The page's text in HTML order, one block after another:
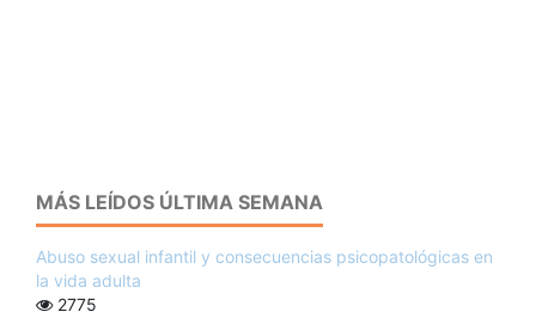
MÁS LEÍDOS ÚLTIMA SEMANA
Abuso sexual infantil y consecuencias psicopatológicas en
la vida adulta
2775